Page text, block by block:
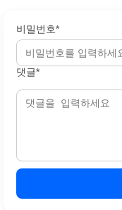
비밀번호*
댓글*